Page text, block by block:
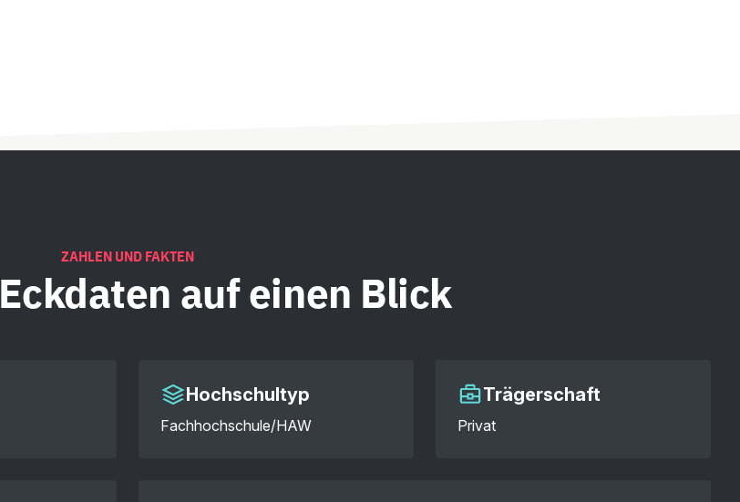
ZAHLEN UND FAKTEN
Eckdaten auf einen Blick
Hochschultyp
Fachhochschule/HAW
Trägerschaft
Privat